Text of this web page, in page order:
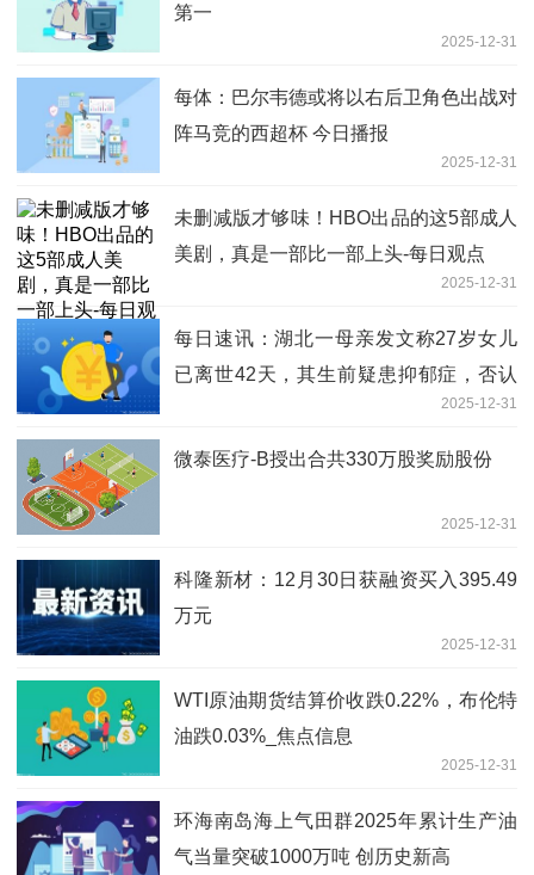
第一
2025-12-31
每体：巴尔韦德或将以右后卫角色出战对
阵马竞的西超杯 今日播报
2025-12-31
未删减版才够味！HBO出品的这5部成人
美剧，真是一部比一部上头-每日观点
2025-12-31
每日速讯：湖北一母亲发文称27岁女儿
已离世42天，其生前疑患抑郁症，否认
2025-12-31
微泰医疗-B授出合共330万股奖励股份
2025-12-31
科隆新材：12月30日获融资买入395.49
万元
2025-12-31
WTI原油期货结算价收跌0.22%，布伦特
油跌0.03%_焦点信息
2025-12-31
环海南岛海上气田群2025年累计生产油
气当量突破1000万吨 创历史新高